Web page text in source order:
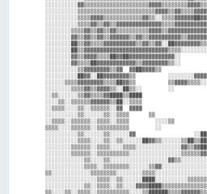
░░░░░░░░▓▓▒▒▓▓▓▓▒▒▒▒██▓▓██▓▓▓▓▓▓▓▓▓▓▓▓▓▓░░
░░░░░░░░▓▓▒▒▒▒██▓▓▓▓▓▓▓▓▓▓▓▓▒▒▓▓▓▓▓▓▓▓▒▒░░
░░░░░░░░░░▒▒▓▓▓▓▓▓▓▓▒▒▓▓  ▓▓██▓▓▓▓▒▒
░░░░░░░░░░██▓▓░░██▓▓▓▓▓▓▓▓▒▒
░░░░░░▒▒▒▒▓▓▓▓▓▓▓▓▒▒▒▒██▓▓▒▒
░░░░░░░░▒▒▒▒▓▓▒▒▓▓▓▓▒▒░░██▒▒░░        ░░
░░▒▒░░░░░░▒▒▓▓▒▒▒▒▓▓████▒▒████
░░░░▒▒░░▒▒▒▒▒▒▓▓▓▓▓▓▒▒██░░▒▒▒▒
░░▒▒▒▒░░░░▒▒░░▒▒▒▒▒▒░░▓▓  ▓▓▓▓
░░░░░░░░░░▒▒░░░░░░▒▒░░▒▒▒▒      ▒▒
░░▒▒▒▒░░▒▒▒▒▒▒░░▒▒▒▒░░▒▒▒▒        ░░░░▒▒
▒▒▒▒░░░░▒▒▒▒▒▒░░▒▒▒▒▒▒▒▒▒▒        ░░
░░░░░░░░░░▒▒░░░░░░▒▒░░░░░░▓▓